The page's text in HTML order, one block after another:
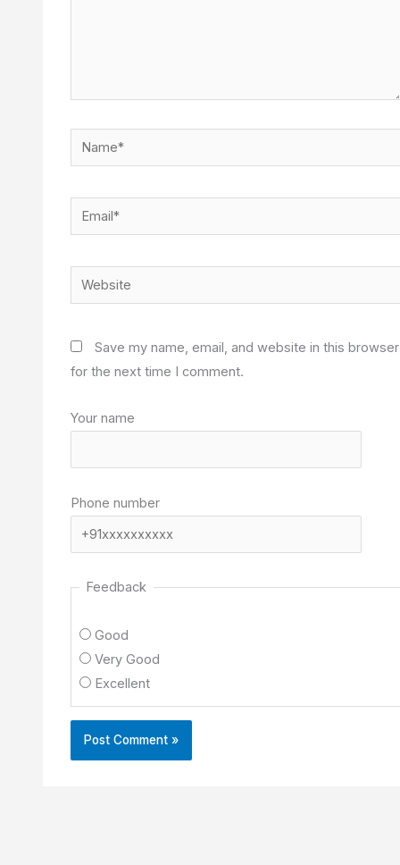
Name*
Email*
Website
Save my name, email, and website in this browser
for the next time I comment.
Your name
Phone number
Feedback
Good
Very Good
Excellent